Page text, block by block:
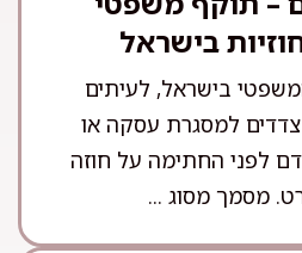
בישראל
בישראל, לעיתים
למסגרת עסקה או
לפני החתימה על חוזה
מסמך מסוג ...